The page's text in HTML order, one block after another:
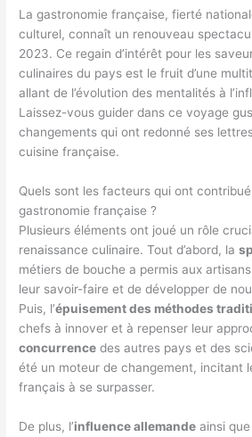
La gastronomie française, fierté
culturel, connaît un renouveau
2023. Ce regain d’intérêt pour les
culinaires du pays est le fruit d’une
allant de l’évolution des mentalités à
Laissez-vous guider dans ce voyage
changements qui ont redonné ses
cuisine française.
Quels sont les facteurs qui ont
gastronomie française ?
Plusieurs éléments ont joué un rôle
renaissance culinaire. Tout d’abord, la
métiers de bouche a permis aux
leur savoir-faire et de développer de
Puis, l’épuisement des méthodes
chefs à innover et à repenser leur
concurrence des autres pays et des
été un moteur de changement, incitant
français à se surpasser.
De plus, l’influence allemande ainsi